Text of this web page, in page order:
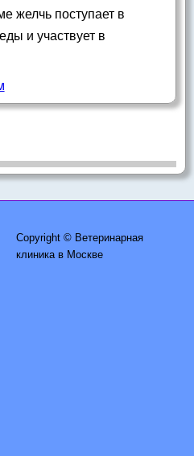
желчь поступает в
и участвует в
Copyright © Ветеринарная
клиника в Москве